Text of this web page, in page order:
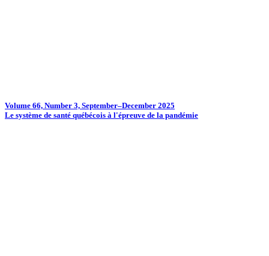
Volume 66, Number 3, September–December 2025
Le système de santé québécois à l'épreuve de la pandémie